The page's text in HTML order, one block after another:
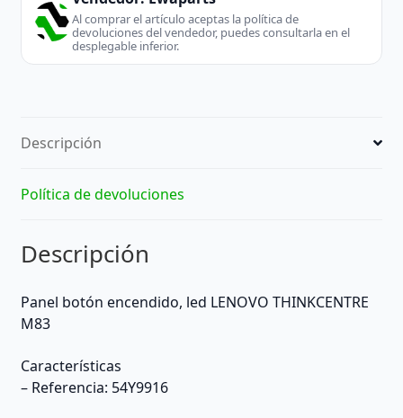
Al comprar el artículo aceptas la política de
devoluciones del vendedor, puedes consultarla en el
desplegable inferior.
Descripción
Política de devoluciones
Descripción
Panel botón encendido, led LENOVO THINKCENTRE
M83
Características
– Referencia: 54Y9916